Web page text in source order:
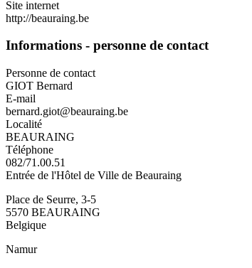
Site internet
http://beauraing.be
Informations - personne de contact
Personne de contact
GIOT Bernard
E-mail
bernard.giot@beauraing.be
Localité
BEAURAING
Téléphone
082/71.00.51
Entrée de l'Hôtel de Ville de Beauraing
Place de Seurre, 3-5
5570 BEAURAING
Belgique
Namur